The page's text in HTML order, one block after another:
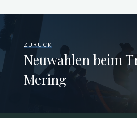
ZURÜCK
Neuwahlen beim
Mering